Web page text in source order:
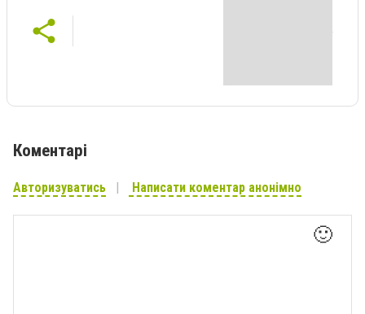
Коментарі
Авторизуватись Написати коментар анонімно
🙂